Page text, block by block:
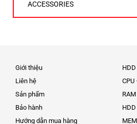
ACCESSORIES
Giới thiệu
Liên hệ
Sản phẩm
Bảo hành
Hướng dẫn mua hàng
CPU